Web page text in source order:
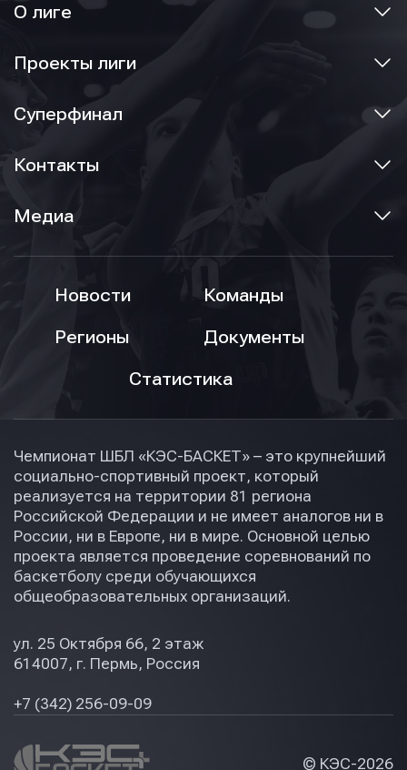
О лиге
Проекты лиги
Суперфинал
Контакты
Медиа
Новости
Команды
Регионы
Документы
Статистика
Чемпионат ШБЛ «КЭС-БАСКЕТ» – это крупнейший
социально-спортивный проект, который
реализуется на территории 81 региона
Российской Федерации и не имеет аналогов ни в
России, ни в Европе, ни в мире. Основной целью
проекта является проведение соревнований по
баскетболу среди обучающихся
общеобразовательных организаций.
ул. 25 Октября 66, 2 этаж
614007, г. Пермь, Россия
+7 (342) 256-09-09
© КЭС-2026